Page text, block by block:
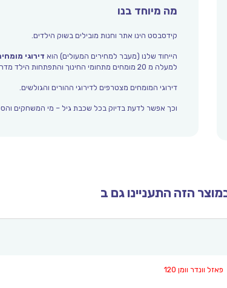
מה מיוחד בנו
קידסבסט הינו אתר וחנות מובילים בשוק הילדים.
הייחוד שלנו (מעבר למחירים המעולים) הוא דירוגי
למעלה מ 20 מומחים מתחומי החינוך והתפתחות הילד מדרגים אצלנו כל הזמן את עולם הילדים.
דירוגי המומחים מצטרפים לדירוגי ההורים והגולשים.
וכך אפשר לדעת בדיוק בכל שכבת גיל – מי המשחקים
הזה התעניינו גם ב